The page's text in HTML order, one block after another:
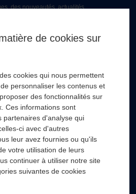
des nouveautés, actualités...
de cookies sur
cookies qui nous permettent
personnaliser les contenus et
des fonctionnalités sur
Ces informations sont
partenaires d'analyse qui
ci avec d'autres
leur avez fournies ou qu'ils
votre utilisation de leurs
continuer à utiliser notre site
suivantes de cookies